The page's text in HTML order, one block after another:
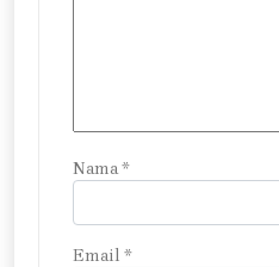
Nama*
Email *